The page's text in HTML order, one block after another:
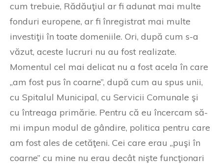
cum trebuie, Rădăuţiul ar fi adunat mai multe
fonduri europene, ar fi înregistrat mai multe
investiţii în toate domeniile. Ori, după cum s-a
văzut, aceste lucruri nu au fost realizate.
Momentul cel mai delicat nu a fost acela în care
„am fost pus în coarne”, după cum au spus unii,
cu Spitalul Municipal, cu Servicii Comunale şi
cu întreaga primărie. Pentru că eu încercam să-
mi impun modul de gândire, politica pentru care
am fost ales de cetăţeni. Cei care erau „puşi în
coarne” cu mine nu erau decât nişte funcţionari